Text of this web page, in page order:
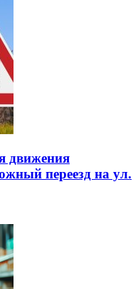
движения
переезд на ул.